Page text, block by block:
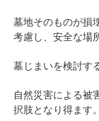
墓地そのものが損
考慮し、安全な場
墓じまいを検討す
自然災害による被
択肢となり得ます。